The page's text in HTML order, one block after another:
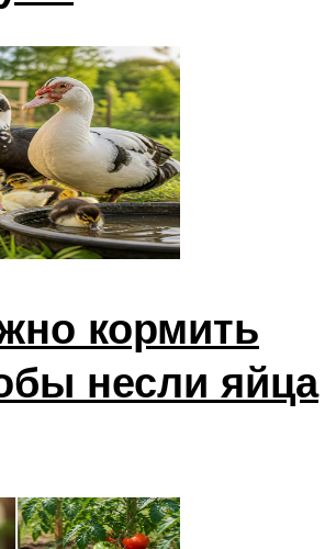
кормить
несли яйца